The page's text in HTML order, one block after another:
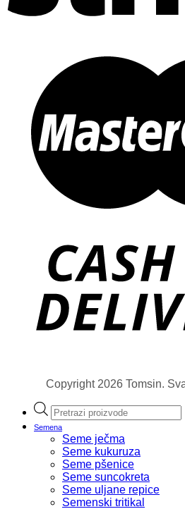
Copyright 2026 Tomsin.
Products
search
Semena
Seme ječma
Seme kukuruza
Seme pšenice
Seme suncokreta
Seme uljane repice
Semenski tritikal